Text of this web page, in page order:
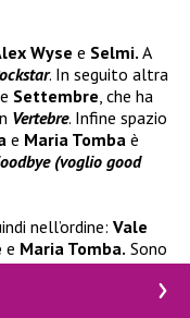
Wyse e Selmi. A
. In seguito altra
e Settembre, che ha
Vertebre. Infine spazio
e Maria Tomba è
(voglio good
nell’ordine: Vale
e Maria Tomba. Sono
kermesse canora nel